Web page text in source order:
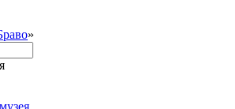
»